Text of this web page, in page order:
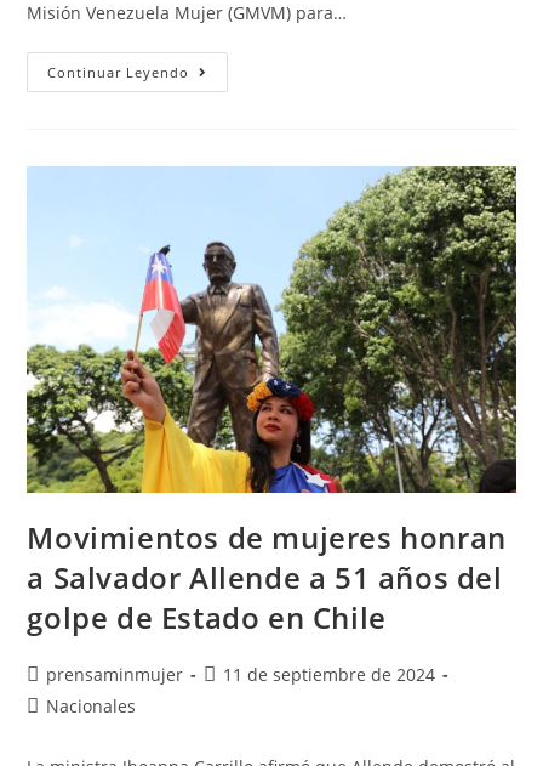
Misión Venezuela Mujer (GMVM) para…
Continuar Leyendo
Movimientos de mujeres honran
a Salvador Allende a 51 años del
golpe de Estado en Chile
prensaminmujer
11 de septiembre de 2024
Nacionales